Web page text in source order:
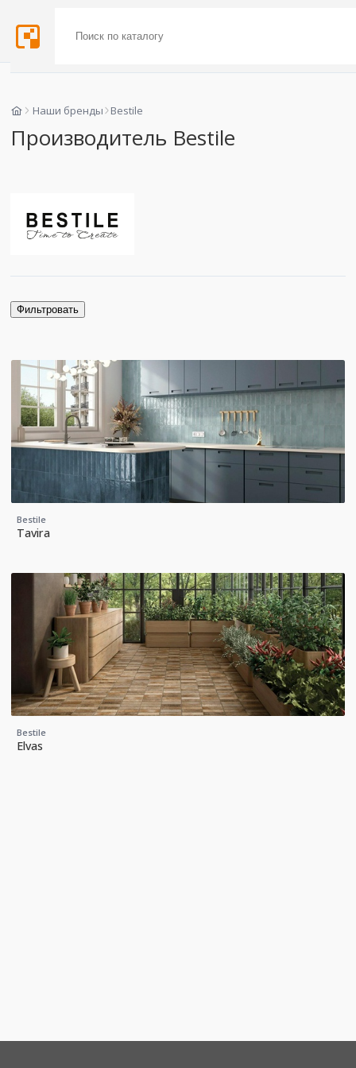
Наши бренды Bestile
Производитель Bestile
Фильтровать
Bestile
Tavira
Bestile
Elvas